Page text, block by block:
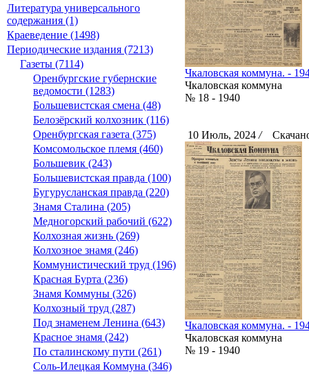
Литература универсального
содержания (1)
Краеведение (1498)
Периодические издания (7213)
Газеты (7114)
Оренбургские губернские
ведомости (1283)
Большевистская смена (48)
Белозёрский колхозник (116)
Оренбургская газета (375)
Комсомольское племя (460)
Большевик (243)
Большевистская правда (100)
Бугурусланская правда (220)
Знамя Сталина (205)
Медногорский рабочий (622)
Колхозная жизнь (269)
Колхозное знамя (246)
Коммунистический труд (196)
Красная Бурта (236)
Знамя Коммуны (326)
Колхозный труд (287)
Под знаменем Ленина (643)
Красное знамя (242)
По сталинскому пути (261)
Соль-Илецкая Коммуна (346)
Чкаловская коммуна. -
Чкаловская коммуна
№ 18 - 1940
10 Июль, 2024 /
Чкаловская коммуна. -
Чкаловская коммуна
№ 19 - 1940